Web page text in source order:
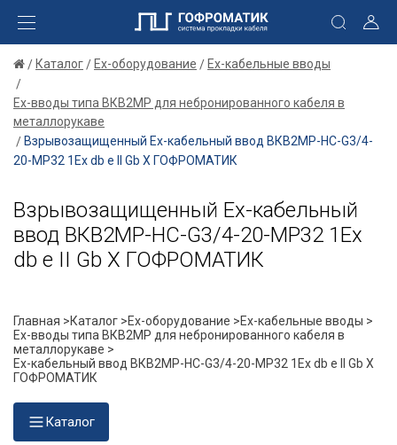
Каталог Ex-оборудование Ex-кабельные вводы
Ex-вводы типа ВКВ2МР для небронированного кабеля в
металлорукаве
Взрывозащищенный Ех-кабельный ввод ВКВ2МР-НС-G3/4-
20-МР32 1Ex db e II Gb X ГОФРОМАТИК
Взрывозащищенный Ех-кабельный
ввод ВКВ2МР-НС-G3/4-20-МР32 1Ex
db e II Gb X ГОФРОМАТИК
Главная >Каталог >Ex-оборудование >Ex-кабельные вводы >
Ex-вводы типа ВКВ2МР для небронированного кабеля в
металлорукаве >
Ех-кабельный ввод ВКВ2МР-НС-G3/4-20-МР32 1Ex db e II Gb X
ГОФРОМАТИК
Каталог